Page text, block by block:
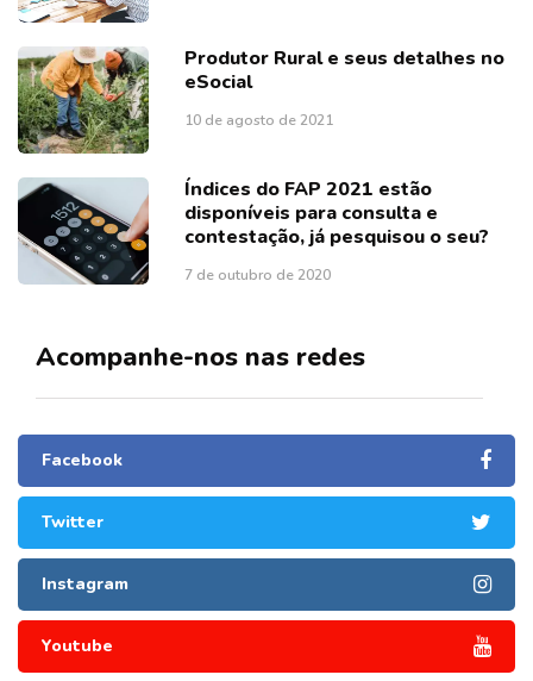
Produtor Rural e seus detalhes no
eSocial
10 de agosto de 2021
Índices do FAP 2021 estão
disponíveis para consulta e
contestação, já pesquisou o seu?
7 de outubro de 2020
Acompanhe-nos nas redes
Facebook
Twitter
Instagram
Youtube